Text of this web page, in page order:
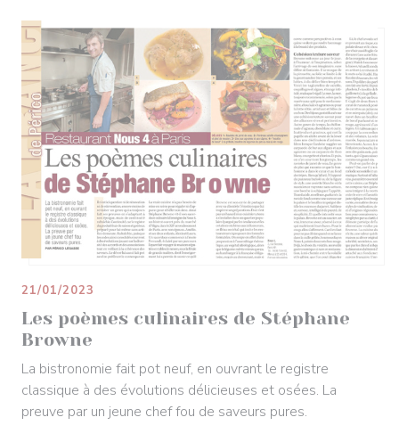
Les poèmes culinaires de Stéphane
Browne
21/01/2023
La bistronomie fait pot neuf, en ouvrant le registre
classique à des évolutions délicieuses et osées. La
preuve par un jeune chef fou de saveurs pures.